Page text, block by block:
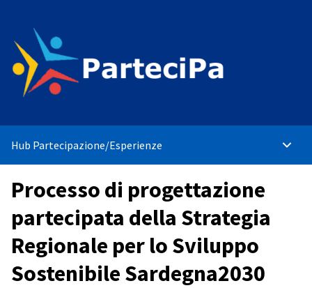
Hub Partecipazione/Esperienze
Processo di progettazione
partecipata della Strategia
Regionale per lo Sviluppo
Sostenibile Sardegna2030